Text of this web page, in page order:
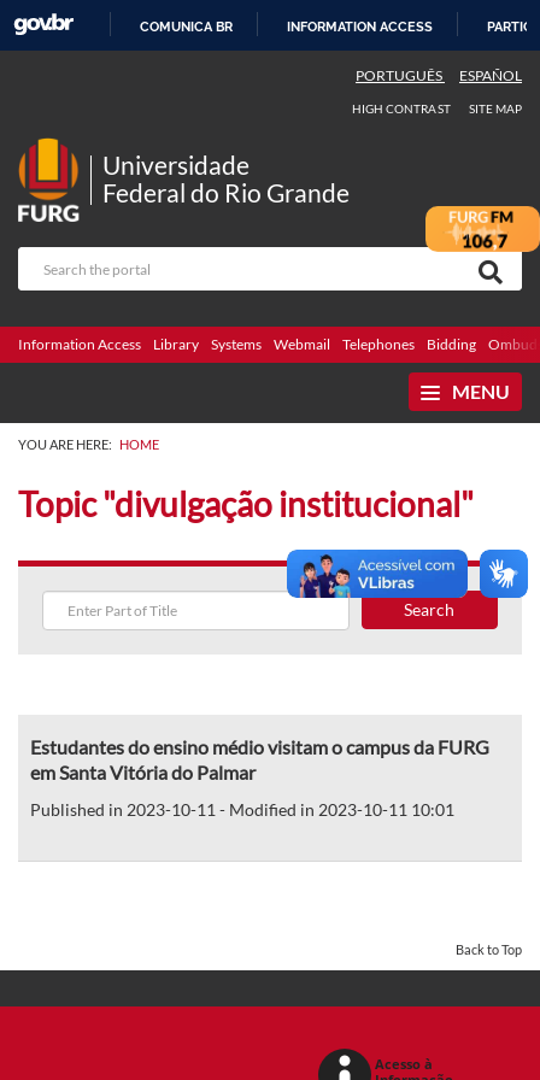
COMUNICA BR INFORMATION ACCESS
PORTUGUÊS ESPAÑOL
HIGH CONTRAST SITE MAP
Universidade
Federal do Rio Grande
Information Access Library Systems Webmail Telephones Bidding
MENU
YOU ARE HERE: HOME
Topic "divulgação institucional"
Search
Estudantes do ensino médio visitam o campus da FURG
em Santa Vitória do Palmar
Published in 2023-10-11 - Modified in 2023-10-11 10:01
Back to Top